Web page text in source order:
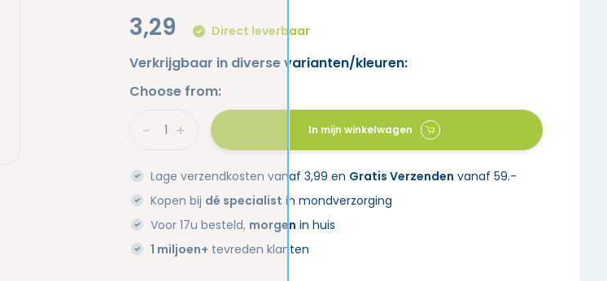
3,29 Direct leverbaar
Verkrijgbaar in diverse varianten/kleuren:
Choose from:
+
- In mijn winkelwagen
Lage verzendkosten vanaf 3,99 en Gratis Verzenden vanaf 59.-
Kopen bij dé specialist in mondverzorging
Voor 17u besteld, morgen in huis
1 miljoen+ tevreden klanten